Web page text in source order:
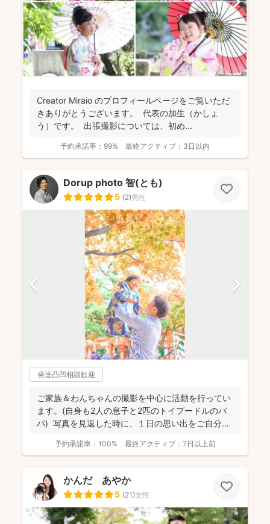
Creator Miraio のプロフィールページをご覧いただ
きありがとうございます。 代表の加生（かしょ
う）です。 出張撮影については、初め...
予約承諾率： 99% 最終アクティブ： 3日以内
Dorup photo 智(とも)
5 (2)男性
発達凸凹相談歓迎
ご家族＆わんちゃんの撮影を中心に活動を行ってい
ます。(自身も2人の息子と2匹のトイプードルのパ
パ) 写真を見返した時に、１日の思い出をご自分自
予約承諾率： 100% 最終アクティブ： 7日以上前
かんだ あやか
5 (21)女性